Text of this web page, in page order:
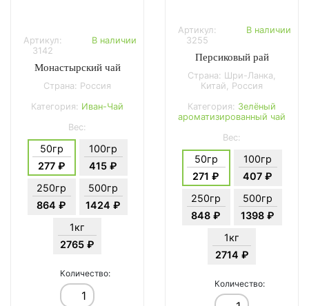
Артикул:
3142
В наличии
Монастырский чай
Страна: Россия
Категория: Иван-Чай
Вес:
50гр
277 ₽
100гр
415 ₽
250гр
864 ₽
500гр
1424 ₽
1кг
2765 ₽
Количество:
Артикул:
3255
В наличии
Персиковый рай
Страна: Шри-Ланка,
Китай, Россия
Категория: Зелёный
ароматизированный чай
Вес:
50гр
271 ₽
100гр
407 ₽
250гр
848 ₽
500гр
1398 ₽
1кг
2714 ₽
Количество: